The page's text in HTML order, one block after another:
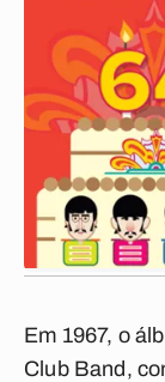
Em 1967, o
Club Band ,